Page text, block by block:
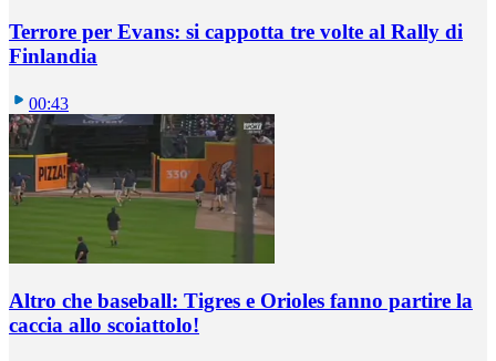
Terrore per Evans: si cappotta tre volte al Rally di
Finlandia
00:43
Altro che baseball: Tigres e Orioles fanno partire la
caccia allo scoiattolo!